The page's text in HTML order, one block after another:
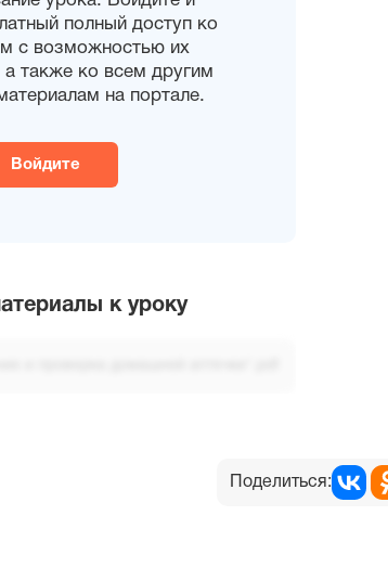
полный доступ ко
с возможностью их
также ко всем другим
на портале.
Войдите
к уроку
Поделиться: